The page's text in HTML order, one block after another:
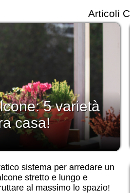
Articoli
5 varietà
casa!
sistema per arredare un
stretto e lungo e
al massimo lo spazio!